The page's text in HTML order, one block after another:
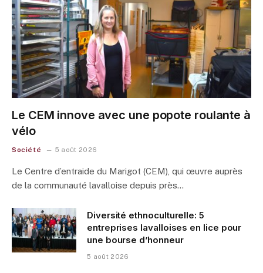
Le CEM innove avec une popote roulante à
vélo
Société 5 août 2026
Le Centre d’entraide du Marigot (CEM), qui œuvre auprès
de la communauté lavalloise depuis près…
Diversité ethnoculturelle: 5
entreprises lavalloises en lice pour
une bourse d’honneur
5 août 2026